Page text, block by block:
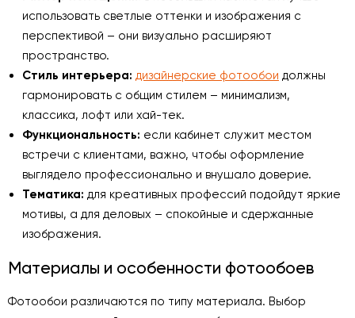
использовать светлые оттенки и изображения с
перспективой – они визуально расширяют
пространство.
Стиль интерьера: дизайнерские фотообои должны
гармонировать с общим стилем – минимализм,
классика, лофт или хай-тек.
Функциональность: если кабинет служит местом
встречи с клиентами, важно, чтобы оформление
выглядело профессионально и внушало доверие.
Тематика: для креативных профессий подойдут яркие
мотивы, а для деловых – спокойные и сдержанные
изображения.
Материалы и особенности фотообоев
Фотообои различаются по типу материала. Выбор